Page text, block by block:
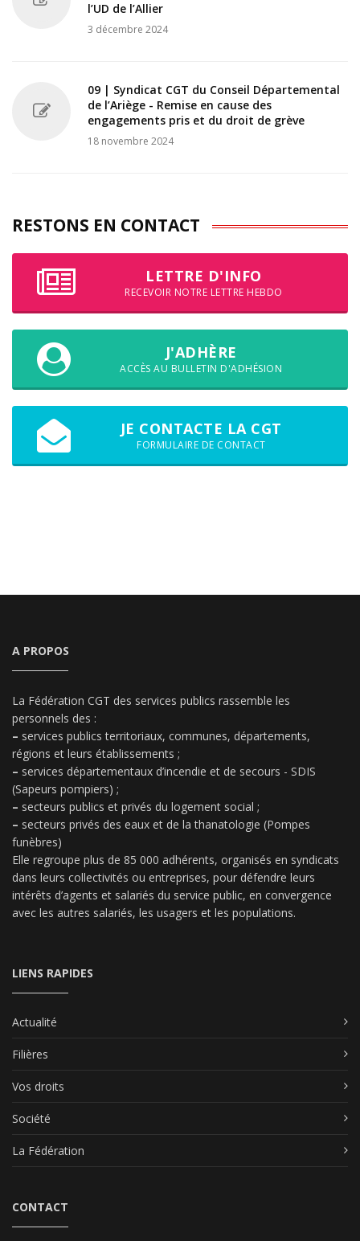
l’UD de l’Allier
3 décembre 2024
09 | Syndicat CGT du Conseil Départemental
de l’Ariège - Remise en cause des
engagements pris et du droit de grève
18 novembre 2024
RESTONS EN CONTACT
LETTRE D'INFO
RECEVOIR NOTRE LETTRE HEBDO
J'ADHÈRE
ACCÈS AU BULLETIN D'ADHÉSION
JE CONTACTE LA CGT
FORMULAIRE DE CONTACT
A PROPOS
La Fédération CGT des services publics rassemble les
personnels des :
– services publics territoriaux, communes, départements,
régions et leurs établissements ;
– services départementaux d’incendie et de secours - SDIS
(Sapeurs pompiers) ;
– secteurs publics et privés du logement social ;
– secteurs privés des eaux et de la thanatologie (Pompes
funèbres)
Elle regroupe plus de 85 000 adhérents, organisés en syndicats
dans leurs collectivités ou entreprises, pour défendre leurs
intérêts d’agents et salariés du service public, en convergence
avec les autres salariés, les usagers et les populations.
LIENS RAPIDES
Actualité
Filières
Vos droits
Société
La Fédération
CONTACT